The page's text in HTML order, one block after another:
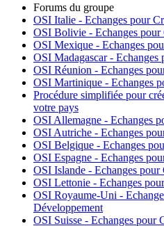
Forums du groupe
OSI Italie - Echanges pour
OSI Bolivie - Echanges pour
OSI Mexique - Echanges
OSI Madagascar -
OSI Réunion - Echanges
OSI Martinique - Echanges
Procédure simplifiée pour
votre pays
OSI Allemagne - Echanges
OSI Autriche - Echanges
OSI Belgique - Echanges
OSI Espagne - Echanges
OSI Islande - Echanges
OSI Lettonie - Echanges
OSI Royaume-Uni -
Développement
OSI Suisse - Echanges pour